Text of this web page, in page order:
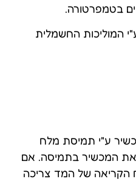
בטמפרטורה.
המוליכות החשמלית
ע"י תמיסת מלח
את המכשיר בתמיסה. אם
היא 0.3% מלח הקריאה של המד צריכה